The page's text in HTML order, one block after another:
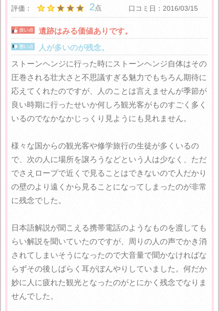
評価： 2点 口コミ日：2016/03/15
遺跡はみる価値ありです。
人が多いのが残念。
ストーンヘンジに行った時にストーンヘンジ自体はその
圧巻される壮大さと不思議すぎる魅力でもちろん期待に
応えてくれたのですが、人のことは言えませんが季節が
良い時期に行ったせいか何しろ観光客がものすごく多く
いるのでなかなかじっくり見ようにも見れません。
様々な国からの観光客や修学旅行の生徒が多くいるの
で、次の人に場所を譲ろうなどという人は少なく、ただ
でさえロープで近くで見ることはできないので人だかり
の壁のより遠くから見ることになってしまったのが非常
に残念でした。
日本語解説が聞こえる携帯電話のようなものを渡しても
らい解説を聞いていたのですが、周りの人の声でかき消
されてしまいそうになったので大音量で聞かなければな
らずその後しばらく耳がぼんやりしていました。何だか
妙に人に疲れた観光となったのがとにかく残念でなりま
せんでした。